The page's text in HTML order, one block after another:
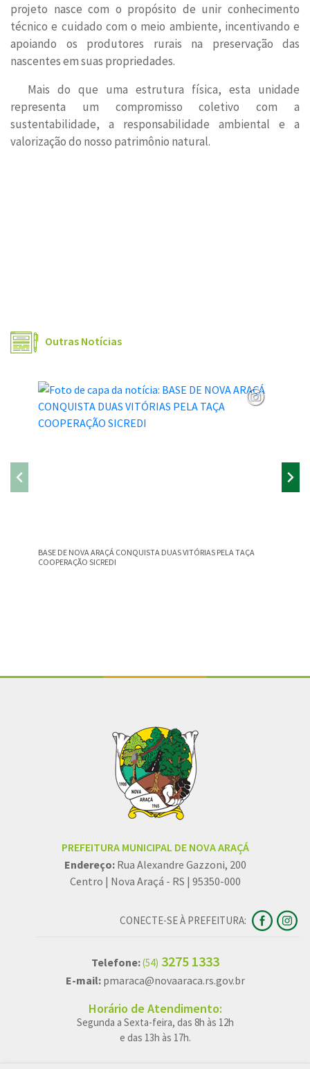
projeto nasce com o propósito de unir conhecimento
técnico e cuidado com o meio ambiente, incentivando e
apoiando os produtores rurais na preservação das
nascentes em suas propriedades.
Mais do que uma estrutura física, esta unidade
representa um compromisso coletivo com a
sustentabilidade, a responsabilidade ambiental e a
valorização do nosso patrimônio natural.
Outras Notícias
BASE DE NOVA ARAÇÁ CONQUISTA DUAS VITÓRIAS PELA TAÇA
COOPERAÇÃO SICREDI
PREFEITURA MUNICIPAL DE NOVA ARAÇÁ
Endereço: Rua Alexandre Gazzoni, 200
Centro | Nova Araçá - RS | 95350-000
CONECTE-SE À PREFEITURA:
Telefone:(54) 3275 1333
E-mail: pmaraca@novaaraca.rs.gov.br
Horário de Atendimento:
Segunda a Sexta-feira, das 8h às 12h
e das 13h às 17h.